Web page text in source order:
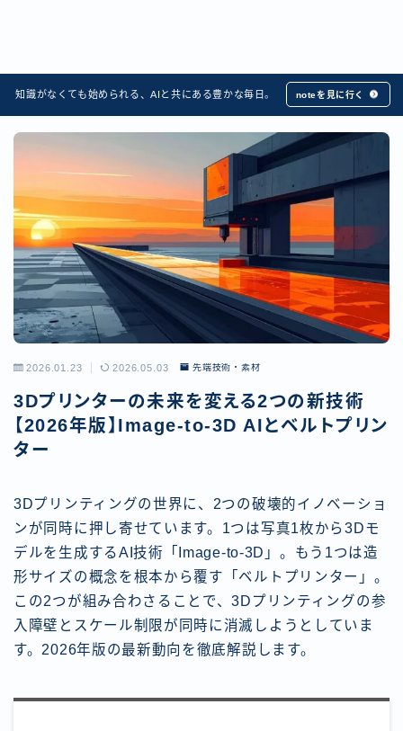
知識がなくても始められる、AIと共にある豊かな毎日。 noteを見に行く
2026.01.23 2026.05.03 先端技術・素材
3Dプリンターの未来を変える2つの新技術
【2026年版】Image-to-3D AIとベルトプリン
ター
3Dプリンティングの世界に、2つの破壊的イノベーショ
ンが同時に押し寄せています。1つは写真1枚から3Dモ
デルを生成するAI技術「Image-to-3D」。もう1つは造
形サイズの概念を根本から覆す「ベルトプリンター」。
この2つが組み合わさることで、3Dプリンティングの参
入障壁とスケール制限が同時に消滅しようとしていま
す。2026年版の最新動向を徹底解説します。